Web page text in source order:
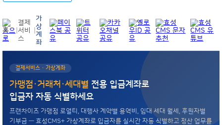
결제
서비
스
가
상
계
좌
결제서비스 · 가상계좌
가맹점·거래처·세대별 전용 입금계좌로
입금자 자동 식별하세요
프랜차이즈 가맹점 로열티, 대행사 계약별 용역비, 임대 세대 월세, 후원자별
기부금 — 효성CMS+ 가상계좌로 입금자를 실시간 자동 식별하고 정산 업무를